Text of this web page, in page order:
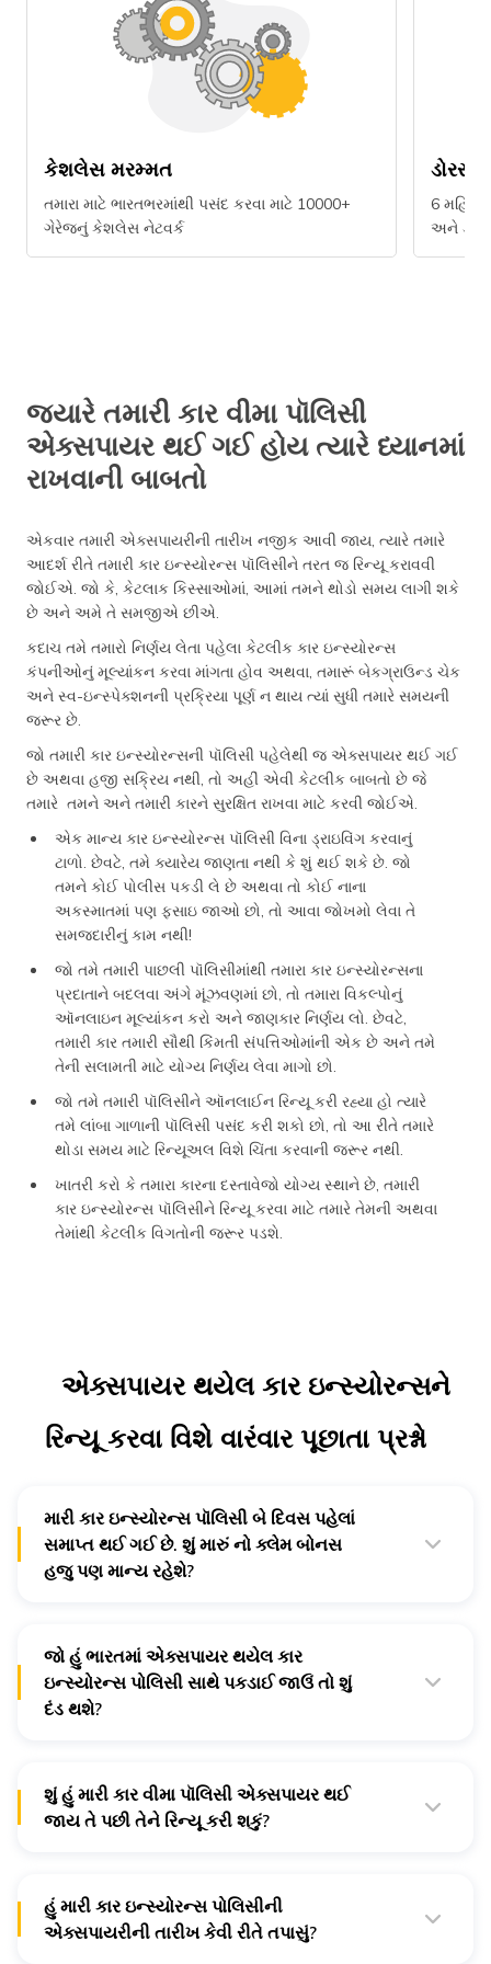
કેશલેસ મરમ્મત
તમારા માટે ભારતભરમાંથી પસંદ કરવા માટે 10000+
ગેરેજનું કેશલેસ નેટવર્ક
6
અને
જ્યારે તમારી કાર વીમા પૉલિસી
એક્સપાયર થઈ ગઈ હોય ત્યારે ધ્યાનમાં
રાખવાની બાબતો
એકવાર તમારી એક્સપાયરીની તારીખ નજીક આવી જાય, ત્યારે તમારે
આદર્શ રીતે તમારી કાર ઇન્સ્યોરન્સ પૉલિસીને તરત જ રિન્યૂ કરાવવી
જોઈએ. જો કે, કેટલાક કિસ્સાઓમાં, આમાં તમને થોડો સમય લાગી શકે
છે અને અમે તે સમજીએ છીએ.
કદાચ તમે તમારો નિર્ણય લેતા પહેલા કેટલીક કાર ઇન્સ્યોરન્સ
કંપનીઓનું મૂલ્યાંકન કરવા માંગતા હોવ અથવા, તમારૂં બેકગ્રાઉન્ડ ચેક
અને સ્વ-ઇન્સ્પેક્શનની પ્રક્રિયા પૂર્ણ ન થાય ત્યાં સુધી તમારે સમયની
જરૂર છે.
જો તમારી કાર ઇન્સ્યોરન્સની પૉલિસી પહેલેથી જ એક્સપાયર થઈ ગઈ
છે અથવા હજી સક્રિય નથી, તો અહીં એવી કેટલીક બાબતો છે જે
તમારે તમને અને તમારી કારને સુરક્ષિત રાખવા માટે કરવી જોઈએ.
એક માન્ય કાર ઇન્સ્યોરન્સ પૉલિસી વિના ડ્રાઇવિંગ કરવાનું
ટાળો. છેવટે, તમે ક્યારેય જાણતા નથી કે શું થઈ શકે છે. જો
તમને કોઈ પોલીસ પકડી લે છે અથવા તો કોઈ નાના
અકસ્માતમાં પણ ફસાઇ જાઓ છો, તો આવા જોખમો લેવા તે
સમજદારીનું કામ નથી!
જો તમે તમારી પાછલી પૉલિસીમાંથી તમારા કાર ઇન્સ્યોરન્સના
પ્રદાતાને બદલવા અંગે મૂંઝવણમાં છો, તો તમારા વિકલ્પોનું
ઑનલાઇન મૂલ્યાંકન કરો અને જાણકાર નિર્ણય લો. છેવટે,
તમારી કાર તમારી સૌથી કિંમતી સંપત્તિઓમાંની એક છે અને તમે
તેની સલામતી માટે યોગ્ય નિર્ણય લેવા માગો છો.
જો તમે તમારી પૉલિસીને ઑનલાઈન રિન્યૂ કરી રહ્યા હો ત્યારે
તમે લાંબા ગાળાની પૉલિસી પસંદ કરી શકો છો, તો આ રીતે તમારે
થોડા સમય માટે રિન્યૂઅલ વિશે ચિંતા કરવાની જરૂર નથી.
ખાતરી કરો કે તમારા કારના દસ્તાવેજો યોગ્ય સ્થાને છે, તમારી
કાર ઇન્સ્યોરન્સ પૉલિસીને રિન્યૂ કરવા માટે તમારે તેમની અથવા
તેમાંથી કેટલીક વિગતોની જરૂર પડશે.
એક્સપાયર થયેલ કાર ઇન્સ્યોરન્સને
રિન્યૂ કરવા વિશે વારંવાર પૂછાતા પ્રશ્નો
મારી કાર ઇન્સ્યોરન્સ પૉલિસી બે દિવસ પહેલાં
સમાપ્ત થઈ ગઈ છે. શું મારું નો ક્લેમ બોનસ
હજુ પણ માન્ય રહેશે?
જો હું ભારતમાં એક્સપાયર થયેલ કાર
ઇન્સ્યોરન્સ પોલિસી સાથે પકડાઈ જાઉં તો શું
દંડ થશે?
ટ્રાફિકના દંડ અને દંડની સંપૂર્ણ સૂચિ અહીં તપાસો.
શું હું મારી કાર વીમા પૉલિસી એક્સપાયર થઈ
જાય તે પછી તેને રિન્યૂ કરી શકું?
પૉલિસીને ઓનલાઈન ખરીદી શકો છો.
હું મારી કાર ઇન્સ્યોરન્સ પોલિસીની
એક્સપાયરીની તારીખ કેવી રીતે તપાસું?